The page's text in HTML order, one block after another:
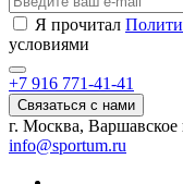
Я прочитал
условиями
+7 916 771-41-41
Связаться с нами
г. Москва,
info@sportum.ru